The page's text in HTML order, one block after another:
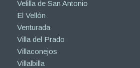
Velilla de San Antonio
El Vellón
Venturada
Villa del Prado
Villaconejos
Villalbilla